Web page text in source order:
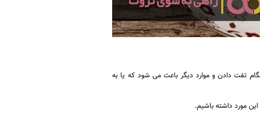
تفت دادن و موارد دیگر باعث می شود که یا به
مورد داشته باشیم.